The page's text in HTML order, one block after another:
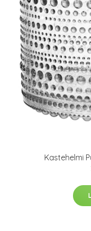
Kastehelmi